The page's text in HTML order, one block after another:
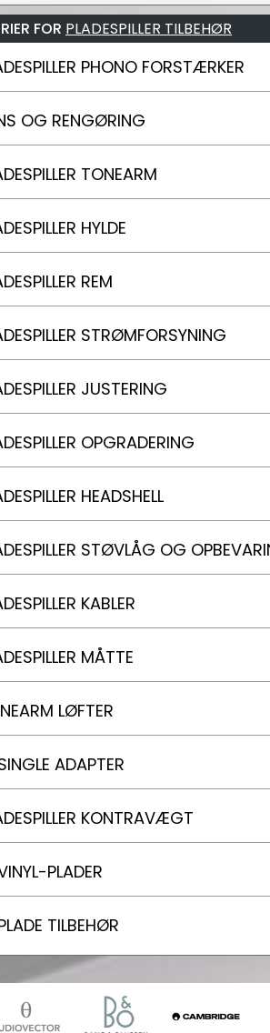
FOR PLADESPILLER TILBEHØR
PHONO FORSTÆRKER
OG RENGØRING
TONEARM
HYLDE
REM
STRØMFORSYNING
JUSTERING
OPGRADERING
HEADSHELL
STØVLÅG OG
KABLER
MÅTTE
LØFTER
ADAPTER
KONTRAVÆGT
PLADER
TILBEHØR